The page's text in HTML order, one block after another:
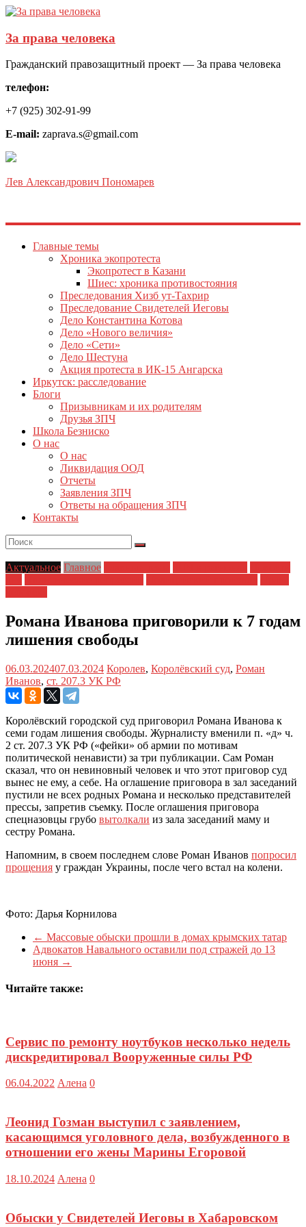
За права человека
Гражданский правозащитный проект — За права человека
телефон:
+7 (925) 302-91-99
E-mail: zaprava.s@gmail.com
Лев Александрович Пономарев
Главные темы
Хроника экопротеста
Экопротест в Казани
Шиес: хроника противостояния
Преследования Хизб ут-Тахрир
Преследование Свидетелей Иеговы
Дело Константина Котова
Дело «Нового величия»
Дело «Сети»
Дело Шестуна
Акция протеста в ИК-15 Ангарска
Иркутск: расследование
Блоги
Призывникам и их родителям
Друзья ЗПЧ
Школа Безниско
О нас
О нас
Ликвидация ООД
Отчеты
Заявления ЗПЧ
Ответы на обращения ЗПЧ
Контакты
Актуальное Главное
Романа Иванова приговорили к 7 годам
лишения свободы
06.03.202407.03.2024 Королев, Королёвский суд, Роман
Иванов, ст. 207.3 УК РФ
Королёвский городской суд приговорил Романа Иванова к
семи годам лишения свободы. Журналисту вменили п. «д» ч.
2 ст. 207.3 УК РФ («фейки» об армии по мотивам
политической ненависти) за три публикации. Сам Роман
сказал, что он невиновный человек и что этот приговор суд
вынес не ему, а себе. На оглашение приговора в зал заседаний
пустили не всех родных Романа и несколько представителей
прессы, запретив съемку. После оглашения приговора
спецназовцы грубо вытолкали из зала заседаний маму и
сестру Романа.
Напомним, в своем последнем слове Роман Иванов попросил
прощения у граждан Украины, после чего встал на колени.
Фото: Дарья Корнилова
← Массовые обыски прошли в домах крымских татар
Адвокатов Навального оставили под стражей до 13
июня →
Читайте также:
Сервис по ремонту ноутбуков несколько недель
дискредитировал Вооруженные силы РФ
06.04.2022 Алена 0
Леонид Гозман выступил с заявлением,
касающимся уголовного дела, возбужденного в
отношении его жены Марины Егоровой
18.10.2024 Алена 0
Обыски у Свидетелей Иеговы в Хабаровском